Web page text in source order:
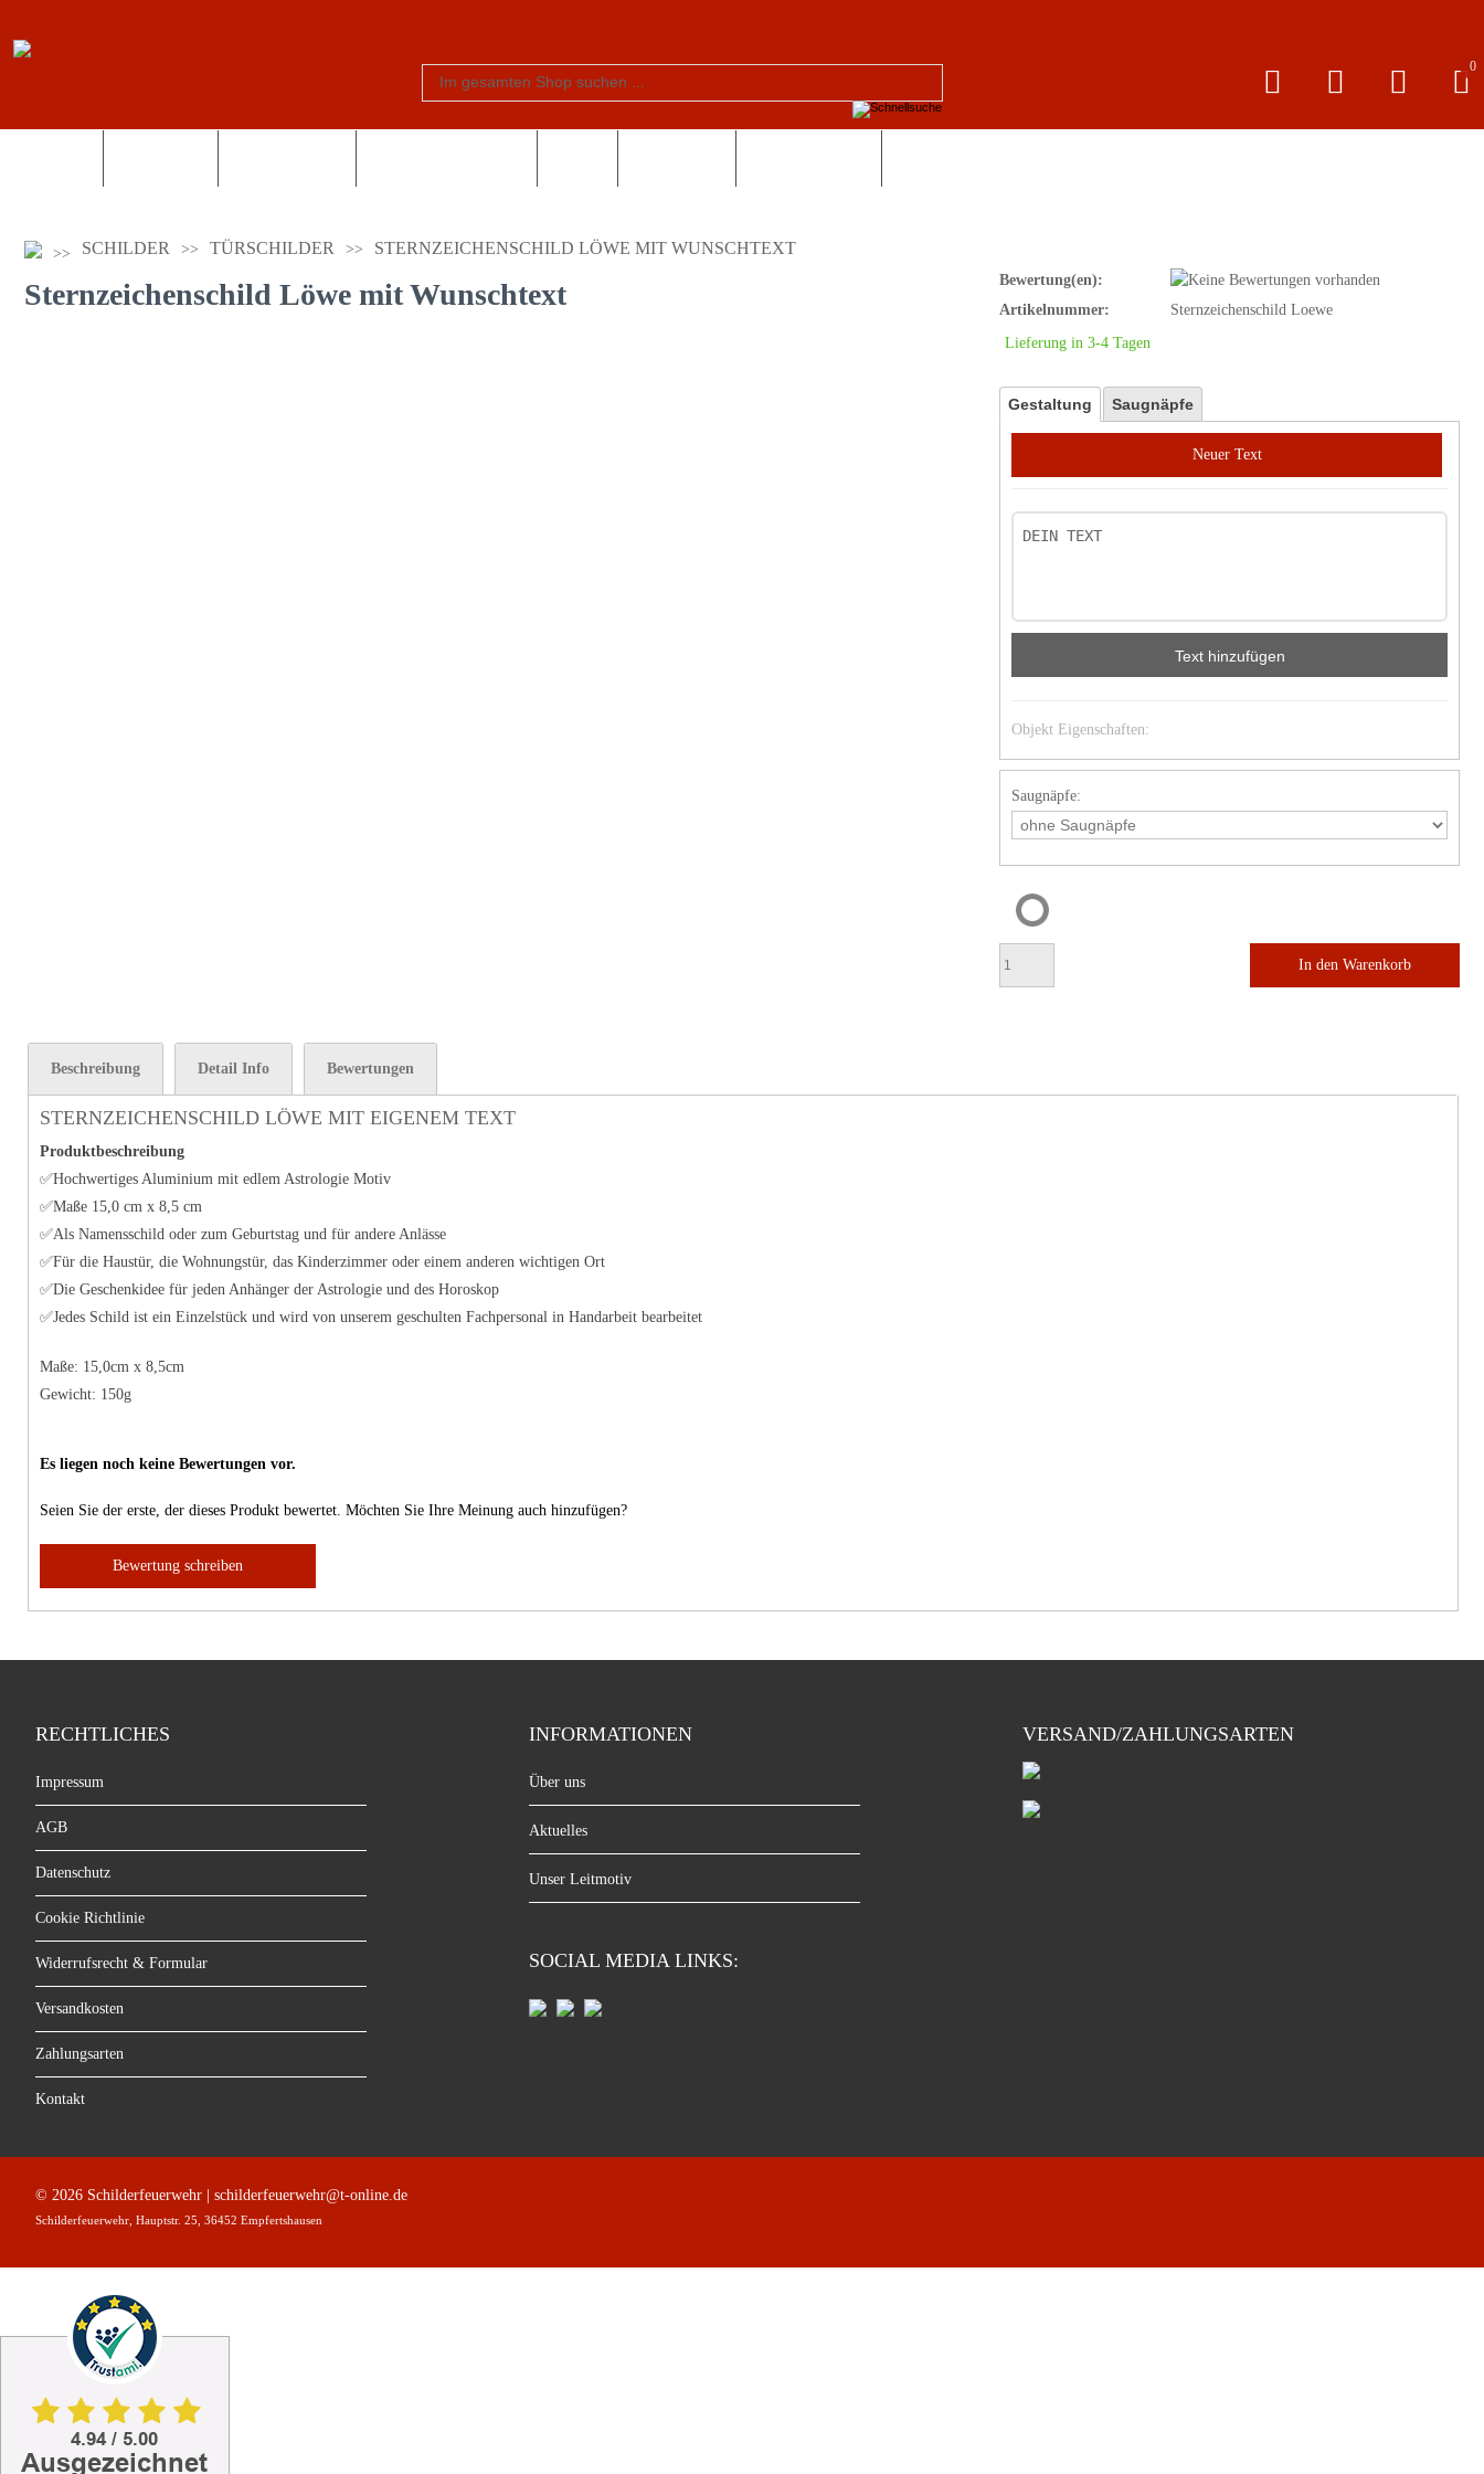
0
SCHILDER TÜRSCHILDER STERNZEICHENSCHILD LÖWE MIT WUNSCHTEXT
Sternzeichenschild Löwe mit Wunschtext
Bewertung(en):
Artikelnummer:
Sternzeichenschild Loewe
Lieferung in 3-4 Tagen
Gestaltung Saugnäpfe
Neuer Text
Text hinzufügen
Objekt Eigenschaften:
Saugnäpfe:
In den Warenkorb
Beschreibung Detail Info Bewertungen
STERNZEICHENSCHILD LÖWE MIT EIGENEM TEXT
Produktbeschreibung
✅Hochwertiges Aluminium mit edlem Astrologie Motiv
✅Maße 15,0 cm x 8,5 cm
✅Als Namensschild oder zum Geburtstag und für andere Anlässe
✅Für die Haustür, die Wohnungstür, das Kinderzimmer oder einem anderen wichtigen Ort
✅Die Geschenkidee für jeden Anhänger der Astrologie und des Horoskop
✅Jedes Schild ist ein Einzelstück und wird von unserem geschulten Fachpersonal in Handarbeit bearbeitet
Maße: 15,0cm x 8,5cm
Gewicht: 150g
Es liegen noch keine Bewertungen vor.
Seien Sie der erste, der dieses Produkt bewertet. Möchten Sie Ihre Meinung auch hinzufügen?
Bewertung schreiben
© 2026 Schilderfeuerwehr | schilderfeuerwehr@t-online.de
Schilderfeuerwehr, Hauptstr. 25, 36452 Empfertshausen
RECHTLICHES
Impressum
AGB
Datenschutz
Cookie Richtlinie
Widerrufsrecht & Formular
Versandkosten
Zahlungsarten
Kontakt
INFORMATIONEN
Über uns
Aktuelles
Unser Leitmotiv
SOCIAL MEDIA LINKS:
VERSAND/ZAHLUNGSARTEN